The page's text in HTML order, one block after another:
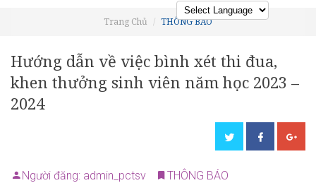
Powered by
Trang Chủ THÔNG BÁO
Hướng dẫn về việc bình xét thi đua,
khen thưởng sinh viên năm học 2023 –
2024
Người đăng: admin_pctsv
THÔNG BÁO